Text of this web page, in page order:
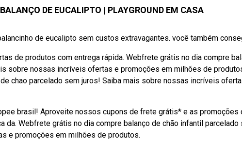
DE EUCALIPTO | PLAYGROUND EM CASA
de eucalipto sem custos extravagantes. você também
de produtos com entrega rápida. Webfrete grátis no dia compre
sobre nossas incríveis ofertas e promoções em milhões de
chao parcelado sem juros! Saiba mais sobre nossas incríveis
brasil! Aproveite nossos cupons de frete grátis* e as promoções
da. Webfrete grátis no dia compre balanço de chão infantil parcelado
e promoções em milhões de produtos.